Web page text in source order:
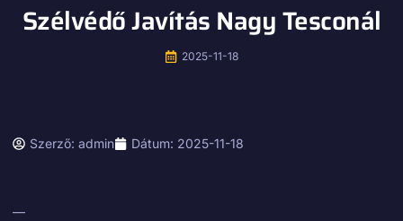
Szélvédő Javítás Nagy Tesconál
2025-11-18
Szerző: admin Dátum: 2025-11-18
—